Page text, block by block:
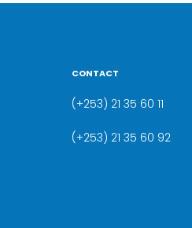
CONTACT
(+253) 21 35 60 11
(+253) 21 35 60 92